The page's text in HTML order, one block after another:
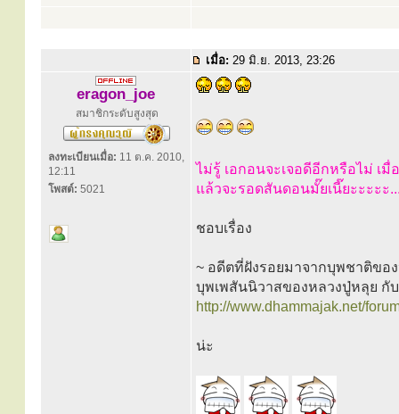
เมื่อ: 29 มิ.ย. 2013, 23:26
eragon_joe
สมาชิกระดับสูงสุด
ลงทะเบียนเมื่อ: 11 ต.ค. 2010,
12:11
โพสต์: 5021
ไม่รู้ เอกอนจะเจอดีอีกหรือไม่ เมื่
แล้วจะรอดสันดอนมั๊ยเนี๊ยะะะะะ
ชอบเรื่อง
~ อดีตที่ฝังรอยมาจากบุพชาติขอ
บุพเพสันนิวาสของหลวงปู่หลุย กั
http://www.dhammajak.net/
น่ะ